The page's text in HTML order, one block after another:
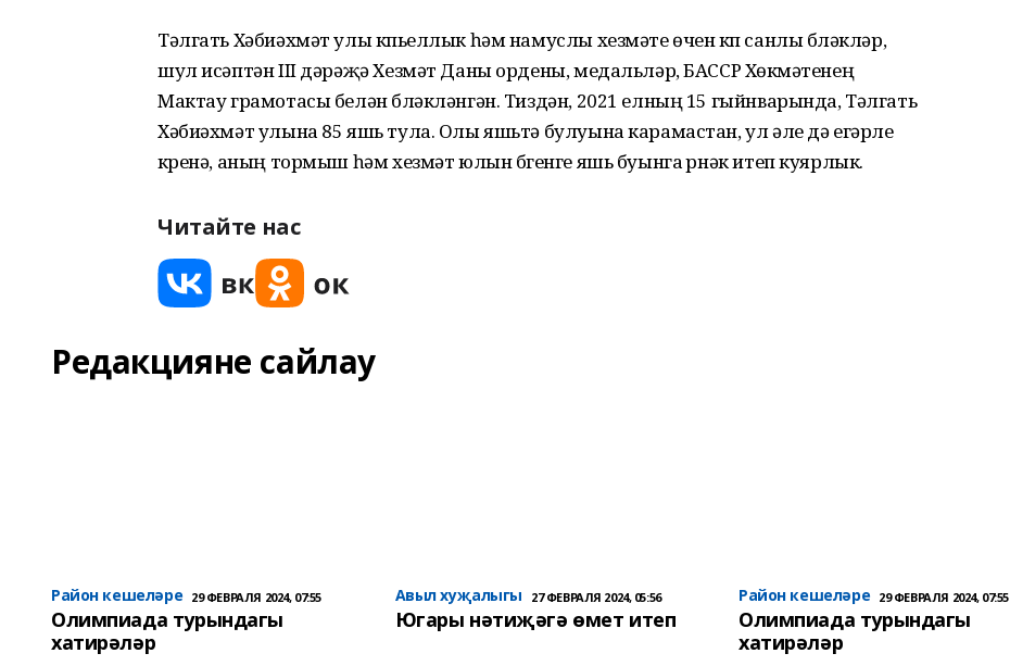
Тәлгать Хәбиәхмәт улы күпьеллык һәм намуслы хезмәте өчен күп санлы бүләкләр,
шул исәптән III дәрәҗә Хезмәт Даны ордены, медальләр, БАССР Хөкүмәтенең
Мактау грамотасы белән бүләкләнгән. Тиздән, 2021 елның 15 гыйнварында, Тәлгать
Хәбиәхмәт улына 85 яшь тула. Олы яшьтә булуына карамастан, ул әле дә егәрле
күренә, аның тормыш һәм хезмәт юлын бүгенге яшь буынга үрнәк итеп куярлык.
Читайте нас
Редакцияне сайлау
Район кешеләре 29 ФЕВРАЛЯ 2024, 07:55
Олимпиада турындагы
хатирәләр
Авыл хуҗалыгы 27 ФЕВРАЛЯ 2024, 05:56
Югары нәтиҗәгә өмет итеп
Район кешеләре 29 ФЕВРАЛЯ 2024, 07:55
Олимпиада турындагы
хатирәләр